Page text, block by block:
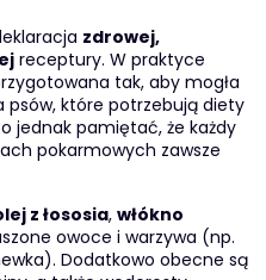
zdrowej,
receptury. W praktyce
tak, aby mogła
które potrzebują diety
jednak pamiętać, że każdy
pokarmowych zawsze
z łososia, włókno
owoce i warzywa (np.
Dodatkowo obecne są